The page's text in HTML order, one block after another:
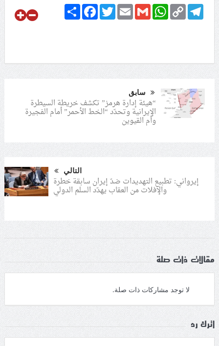
ShareFacebookTwitterEmailGmail
WhatsApp Copy
Link
Telegram
سابق
“هيئة إدارة هرمز” تكشف خريطة السيطرة
الإيرانية وتحدّد “الخط الأحمر” أمام الفجيرة
وأم القيوين
التالي
إيرواني: تطبيع التهديدات ضدّ إيران سابقة خطرة
والإفلات من العقاب يهدّد السلم الدولي
مقالات ذات صلة
لا توجد مشاركات ذات صلة.
اترك رد